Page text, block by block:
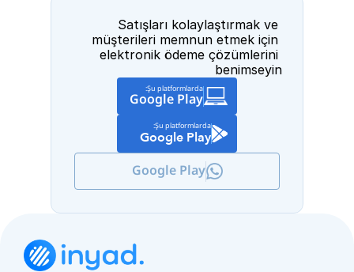
Satışları kolaylaştırmak ve
müşterileri memnun etmek için
elektronik ödeme çözümlerini
benimseyin
Şu platformlarda:
Google Play
Şu platformlarda:
Google Play
Google Play